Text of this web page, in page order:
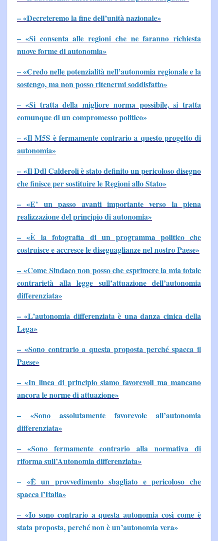
– «Decreteremo la fine dell’unità nazionale»
– «Si consenta alle regioni che ne faranno richiesta
nuove forme di autonomia»
– «Credo nelle potenzialità nell’autonomia regionale e la
sostengo, ma non posso ritenermi soddisfatto»
– «Si tratta della migliore norma possibile, si tratta
comunque di un compromesso politico»
– «Il M5S è fermamente contrario a questo progetto di
autonomia»
– «Il Ddl Calderoli è stato definito un pericoloso disegno
che finisce per sostituire le Regioni allo Stato»
– «E’ un passo avanti importante verso la piena
realizzazione del principio di autonomia»
– «È la fotografia di un programma politico che
costruisce e accresce le diseguaglianze nel nostro Paese»
– «Come Sindaco non posso che esprimere la mia totale
contrarietà alla legge sull’attuazione dell’autonomia
differenziata»
– «L’autonomia differenziata è una danza cinica della
Lega»
– «Sono contrario a questa proposta perché spacca il
Paese»
– «In linea di principio siamo favorevoli ma mancano
ancora le norme di attuazione»
– «Sono assolutamente favorevole all’autonomia
differenziata»
– «Sono fermamente contrario alla normativa di
riforma sull’Autonomia differenziata»
– «È un provvedimento sbagliato e pericoloso che
spacca l’Italia»
– «Io sono contrario a questa autonomia così come è
stata proposta, perché non è un’autonomia vera»